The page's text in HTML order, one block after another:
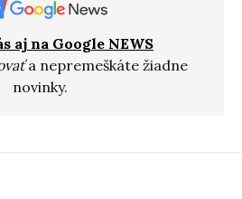
aj na Google NEWS
a nepremeškáte žiadne
novinky.